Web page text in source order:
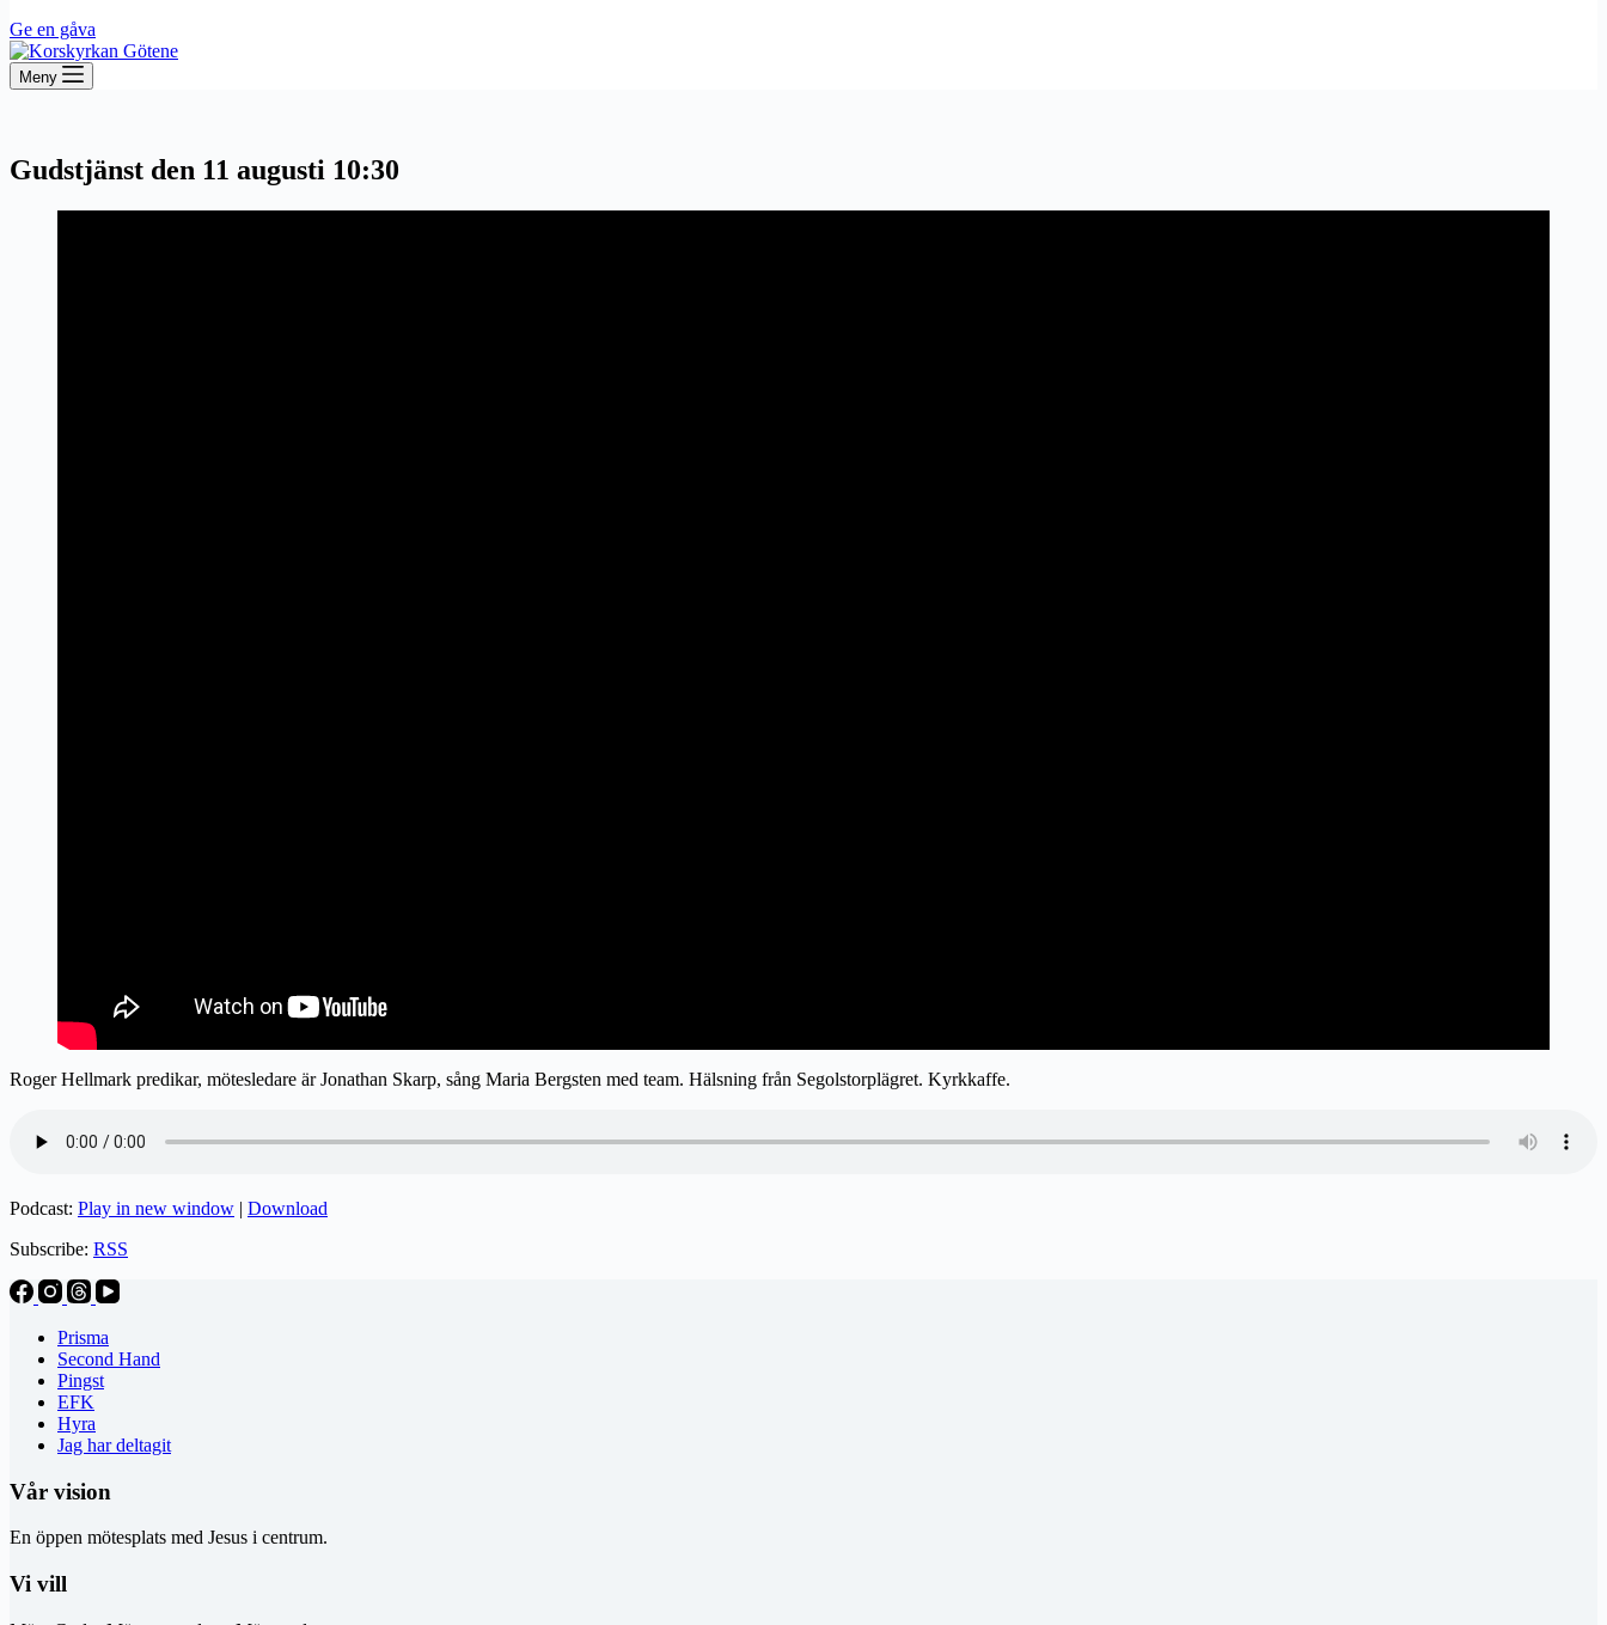
Ge en gåva
Meny
Gudstjänst den 11 augusti 10:30
Roger Hellmark predikar, mötesledare är Jonathan Skarp, sång Maria Bergsten med team. Hälsning från Segolstorplägret. Kyrkkaffe.
Podcast: Play in new window | Download
Subscribe: RSS
Prisma
Second Hand
Pingst
EFK
Hyra
Jag har deltagit
Vår vision
En öppen mötesplats med Jesus i centrum.
Vi vill